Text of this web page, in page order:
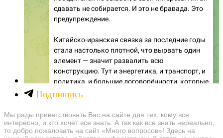
Подпишись
Мы рады приветствовать Вас на сайте для тех, кому все
интересно, и кто хочет все знать. А так как все знать нереально,
то добро пожаловать на сайт «Много вопросов»! Здесь на